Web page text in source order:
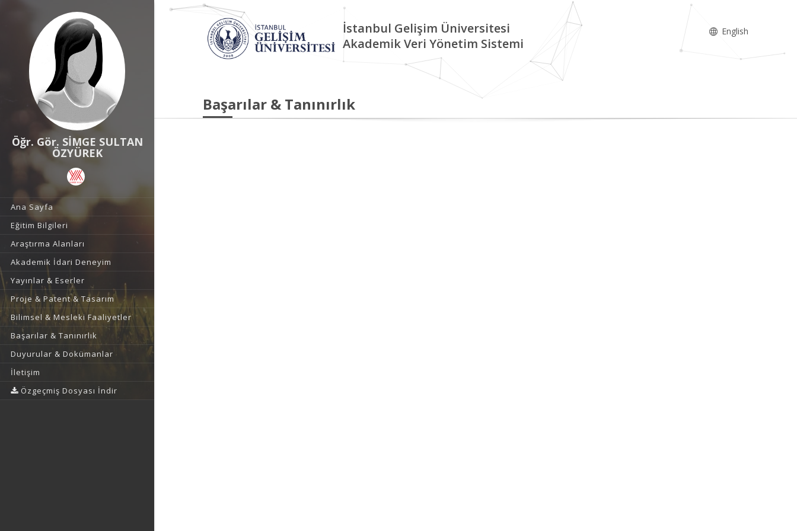
Öğr. Gör. SİMGE SULTAN
ÖZYÜREK
Ana Sayfa
Eğitim Bilgileri
Araştırma Alanları
Akademik İdari Deneyim
Yayınlar & Eserler
Proje & Patent & Tasarım
Bilimsel & Mesleki Faaliyetler
Başarılar & Tanınırlık
Duyurular & Dokümanlar
İletişim
Özgeçmiş Dosyası İndir
İstanbul Gelişim Üniversitesi
Akademik Veri Yönetim Sistemi
English
Başarılar & Tanınırlık